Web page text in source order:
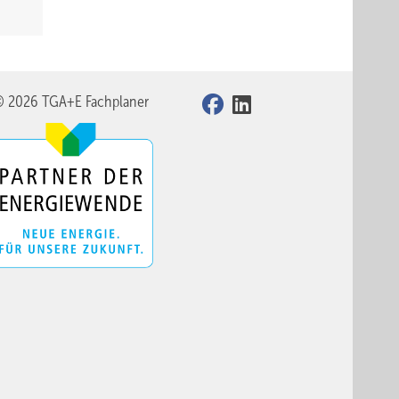
2026 TGA+E Fachplaner